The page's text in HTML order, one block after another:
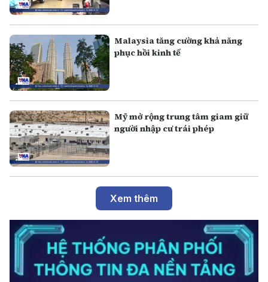
Malaysia tăng cường khả năng
phục hồi kinh tế
Mỹ mở rộng trung tâm giam giữ
người nhập cư trái phép
Xem thêm